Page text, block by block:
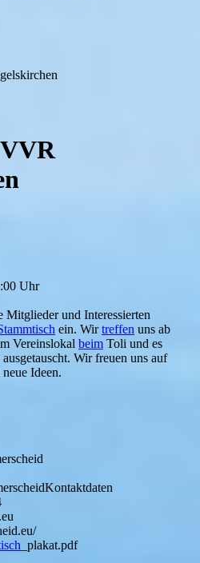
Uhr
und Interessierten
ein. Wirtreffen uns ab
Vereinslokal beim Toli und es
Wir freuen uns auf
Ideen.
_plakat.pdf